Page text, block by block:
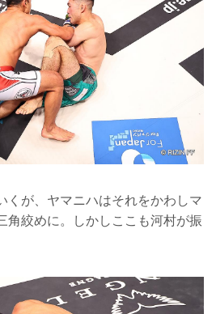
くが、ヤマニハはそれをかわしマ
角絞めに。しかしここも河村が振